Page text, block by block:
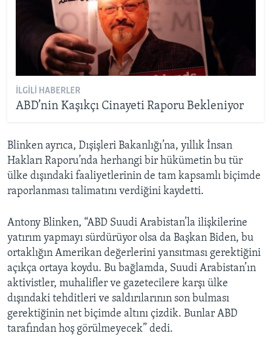
İLGILI HABERLER
ABD’nin Kaşıkçı Cinayeti Raporu Bekleniyor
Blinken ayrıca, Dışişleri Bakanlığı’na, yıllık İnsan
Hakları Raporu’nda herhangi bir hükümetin bu tür
ülke dışındaki faaliyetlerinin de tam kapsamlı biçimde
raporlanması talimatını verdiğini kaydetti.
Antony Blinken, “ABD Suudi Arabistan’la ilişkilerine
yatırım yapmayı sürdürüyor olsa da Başkan Biden, bu
ortaklığın Amerikan değerlerini yansıtması gerektiğini
açıkça ortaya koydu. Bu bağlamda, Suudi Arabistan’ın
aktivistler, muhalifler ve gazetecilere karşı ülke
dışındaki tehditleri ve saldırılarının son bulması
gerektiğinin net biçimde altını çizdik. Bunlar ABD
tarafından hoş görülmeyecek” dedi.